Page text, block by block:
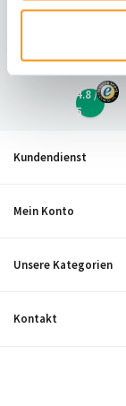
4.8 /
5
Kundendienst
Mein Konto
Unsere Kategorien
Kontakt